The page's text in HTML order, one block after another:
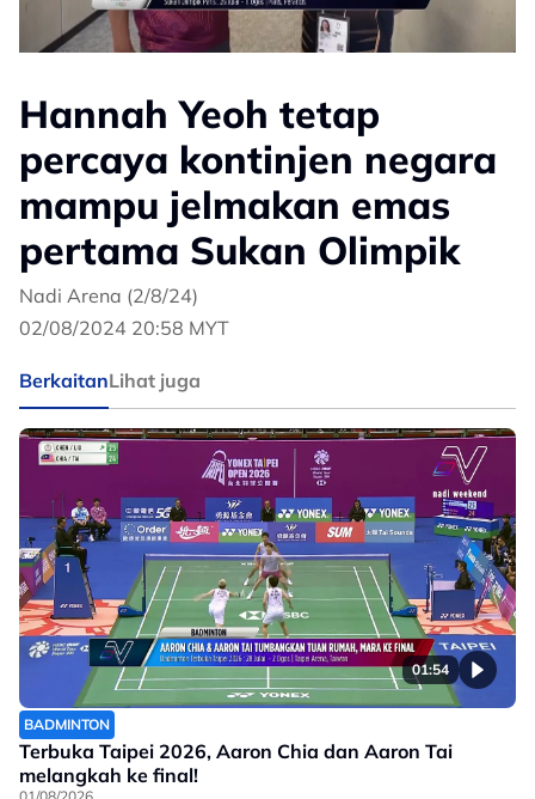
Hannah Yeoh tetap
percaya kontinjen negara
mampu jelmakan emas
pertama Sukan Olimpik
Nadi Arena (2/8/24)
02/08/2024 20:58 MYT
BerkaitanLihat juga
01:54
BADMINTON
Terbuka Taipei 2026, Aaron Chia dan Aaron Tai
melangkah ke final!